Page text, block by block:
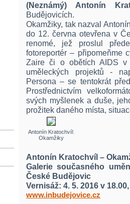
(Neznámý) Antonín
Budějovicích.
Okamžiky, tak nazval
do 12. června otevřena v
renomé, jež proslul
fotoreportér – připomeňme
Zaire či o obětích AIDS v
uměleckých projektů -
Persona – se tentokrát
Prostřednictvím
svých myšlenek a duše,
prožitek daného místa,
Antonín Kratochvíl:
Okamžiky
Antonín Kratochvíl –
Galerie současného
České Budějovic
Vernisáž: 4. 5. 2016 v
www.inbudejovice.cz